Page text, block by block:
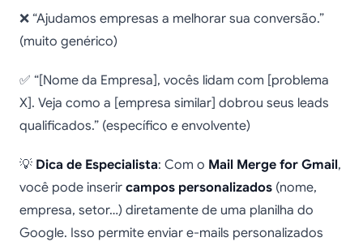
❌ “Ajudamos empresas a melhorar sua conversão.”
(muito genérico)
✅ “[Nome da Empresa], vocês lidam com [problema
X]. Veja como a [empresa similar] dobrou seus leads
qualificados.” (específico e envolvente)
💡 Dica de Especialista: Com o Mail Merge for Gmail,
você pode inserir campos personalizados (nome,
empresa, setor…) diretamente de uma planilha do
Google. Isso permite enviar e-mails personalizados